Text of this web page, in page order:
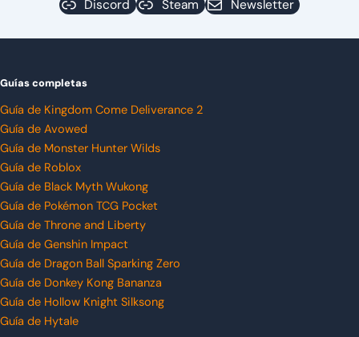
Discord
Steam Newsletter
Guías completas
Guía de Kingdom Come Deliverance 2
Guía de Avowed
Guía de Monster Hunter Wilds
Guía de Roblox
Guía de Black Myth Wukong
Guía de Pokémon TCG Pocket
Guía de Throne and Liberty
Guía de Genshin Impact
Guía de Dragon Ball Sparking Zero
Guía de Donkey Kong Bananza
Guía de Hollow Knight Silksong
Guía de Hytale